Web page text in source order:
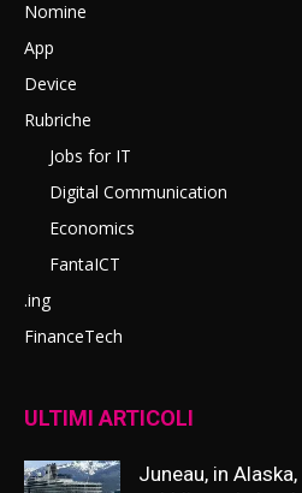
Nomine
App
Device
Rubriche
Jobs for IT
Digital Communication
Economics
FantaICT
.ing
FinanceTech
ULTIMI ARTICOLI
Juneau, in